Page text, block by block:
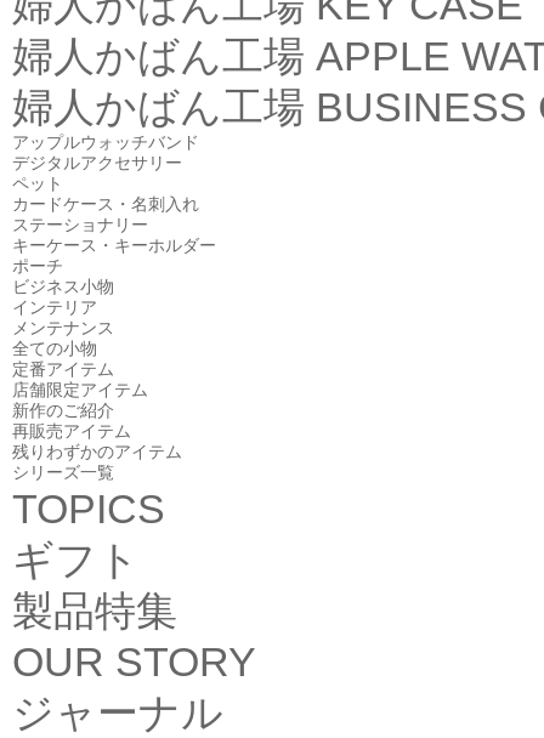
婦人かばん工場 APPLE
婦人かばん工場 BUSINESS
アップルウォッチバンド
デジタルアクセサリー
ペット
カードケース・名刺入れ
ステーショナリー
キーケース・キーホルダー
ポーチ
ビジネス小物
インテリア
メンテナンス
全ての小物
定番アイテム
店舗限定アイテム
新作のご紹介
再販売アイテム
残りわずかのアイテム
シリーズ一覧
TOPICS
ギフト
製品特集
OUR STORY
ジャーナル